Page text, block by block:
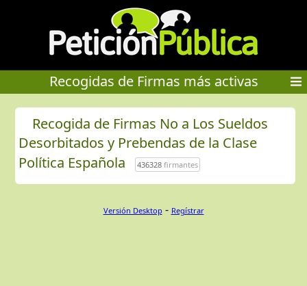
Recogidas de Firmas más activas
Recogida de Firmas No a Los Sueldos
Desorbitados y Prebendas de la Clase
Política Española
436328firmantes
Versión Desktop - Regístrar